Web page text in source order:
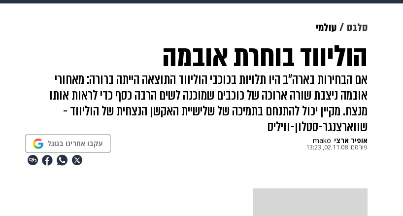
דיגיטל ויוה משפט תשעה חודשים
סלבס עולמי
הוליווד בוחרת אובמה
אם הבחירות בארה"ב היו תלויות בכוכבי הוליווד התוצאה הייתה ברורה: מאחורי
אובמה ניצבת שורה ארוכה של כוכבים שמוכנה לשים הרבה כסף כדי לראות אותו
מנצח. מקיין יכול להתנחם בתמיכה של שלישיית האקשן הנצחית של הוליווד -
שווארצנגר-סטלון-וויליס
אופיר ארצי mako
פורסם: 02.11.08, 13:23 עקבו אחרינו בגוגל